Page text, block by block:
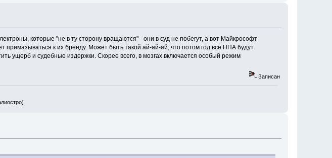
которые "не в ту сторону вращаются" - они в суд не побегут, а вот Майкрософт
примазываться к их бренду. Может быть такой ай-яй-яй, что потом год все НПА будут
ущерб и судебные издержки. Скорее всего, в мозгах включается особый режим
Записан